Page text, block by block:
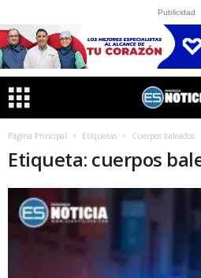
Publicidad
Página Principal Etiquetas Cuerpos baleados
Etiqueta: cuerpos